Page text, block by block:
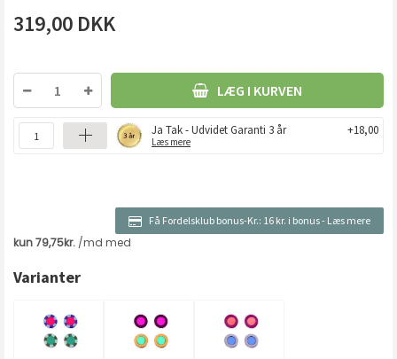
319,00 DKK
LÆG I KURVEN
Ja Tak - Udvidet Garanti 3 år
Læs mere
+18,00
Få Fordelsklub bonus-Kr.: 16 kr. i bonus- Læs mere
Varianter